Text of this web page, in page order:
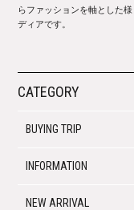
らファッションを軸とした
ディアです。
CATEGORY
BUYING TRIP
INFORMATION
NEW ARRIVAL